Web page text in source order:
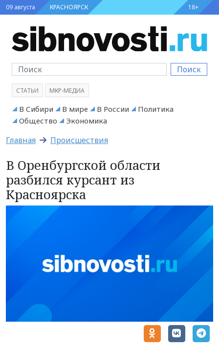
09 августа КРАСНОЯРСК 18+
Поиск
СТАТЬИ МКР-МЕДИА
В Сибири В мире В России
Политика
Общество
Экономика
Главная Происшествия
В Оренбургской области
разбился курсант из
Красноярска